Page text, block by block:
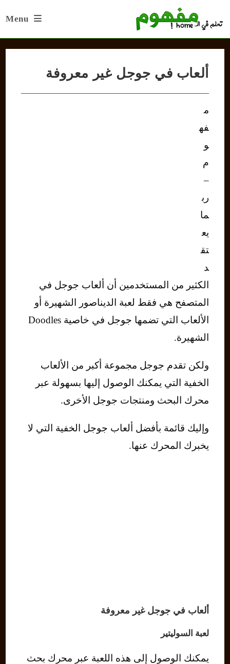
Menu
ألعاب في جوجل غير معروفة
م
فه
و
م
–
رب
ما
يع
تق
د
الكثير من المستخدمين أن ألعاب جوجل في
المتصفح هي فقط لعبة الديناصور الشهيرة أو
الألعاب التي تضمها جوجل في خاصية Doodles
الشهيرة.
ولكن تقدم جوجل مجموعة أكبر من الألعاب
الخفية التي يمكنك الوصول إليها بسهولة عبر
محرك البحث ومنتجات جوجل الأخرى.
وإليك قائمة بأفضل ألعاب جوجل الخفية التي لا
يخبرك المحرك عنها.
ألعاب في جوجل غير معروفة
لعبة السوليتير
يمكنك الوصول إلى هذه اللعبة عبر محرك بحث